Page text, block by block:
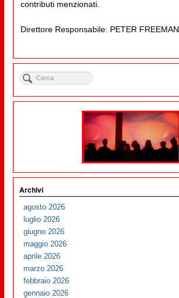
contributi menzionati.
Direttore Responsabile: PETER FREEMAN
Archivi
agosto 2026
luglio 2026
giugno 2026
maggio 2026
aprile 2026
marzo 2026
febbraio 2026
gennaio 2026